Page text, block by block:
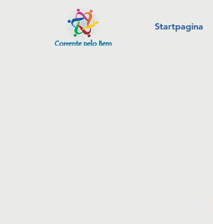
Startpagina